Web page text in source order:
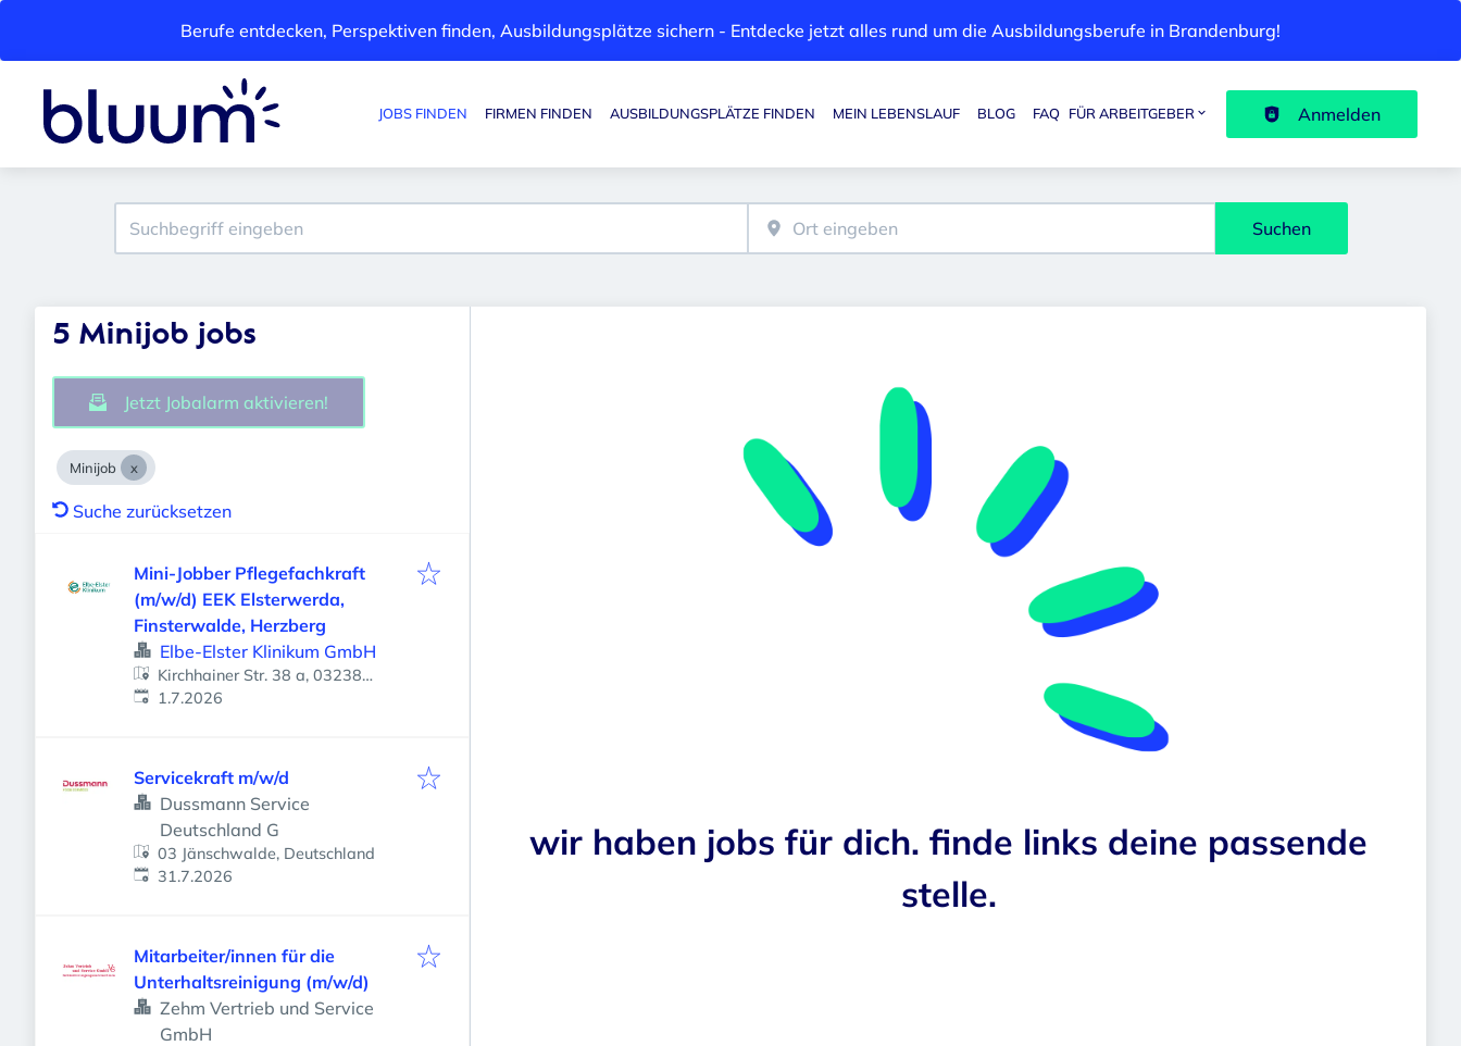
Berufe entdecken, Perspektiven finden, Ausbildungsplätze sichern - Entdecke jetzt alles rund um die Ausbildungsberufe in Brandenburg!
Haupt-Navigation
JOBS FINDEN FIRMEN FINDEN AUSBILDUNGSPLÄTZE FINDEN MEIN LEBENSLAUF BLOG FAQ FÜR ARBEITGEBER Anmelden
Suchen
5 Minijob jobs
Jetzt Jobalarm aktivieren!
Minijob
Suche zurücksetzen
Mini-Jobber Pflegefachkraft
(m/w/d) EEK Elsterwerda,
Finsterwalde, Herzberg
Elbe-Elster Klinikum GmbH
Kirchhainer Str. 38 a, 03238
Finsterwalde, Deutschland
Veröffentlicht
1.7.2026
Servicekraft m/w/d
Dussmann Service
Deutschland G
03 Jänschwalde, Deutschland
Veröffentlicht:
31.7.2026
Mitarbeiter/innen für die
Unterhaltsreinigung (m/w/d)
Zehm Vertrieb und Service
GmbH
wir haben jobs für dich. finde links deine passende
stelle.